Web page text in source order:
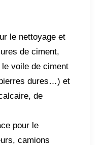
le nettoyage et
de ciment,
voile de ciment
dures…) et
de
pour le
camions